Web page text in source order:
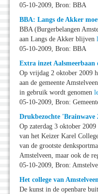
05-10-2009, Bron: BBA
BBA: Langs de Akker
BBA (Burgerbelangen
aan Langs de Akker blijven
05-10-2009, Bron: BBA
Extra inzet
Op vrijdag 2 oktober 2009
aan de gemeente
in gebruik wordt genomen
05-10-2009, Bron:
Drukbezochte
Op zaterdag 3 oktober
van het Keizer Karel
van de grootste
Amstelveen, maar ook de
05-10-2009, Bron:
Het college van
De kunst in de openbare